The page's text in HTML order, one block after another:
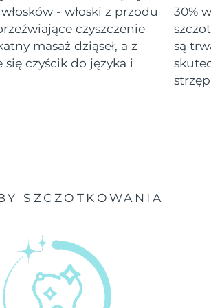
- włoski z przodu
czyszczenie
masaż dziąseł, a z
się czyścik do języka i
30%
są
SZCZOTKOWANIA
Oczekiwany czas dostawy
Oczekiwany czas dostawy
8/10/26
8/12/26
Oczekiwany czas dostawy